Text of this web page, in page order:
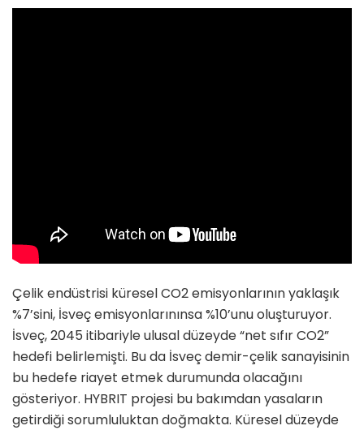
Çelik endüstrisi küresel CO2 emisyonlarının yaklaşık
%7’sini, İsveç emisyonlarınınsa %10’unu oluşturuyor.
İsveç, 2045 itibariyle ulusal düzeyde “net sıfır CO2”
hedefi belirlemişti. Bu da İsveç demir-çelik sanayisinin
bu hedefe riayet etmek durumunda olacağını
gösteriyor. HYBRIT projesi bu bakımdan yasaların
getirdiği sorumluluktan doğmakta. Küresel düzeyde